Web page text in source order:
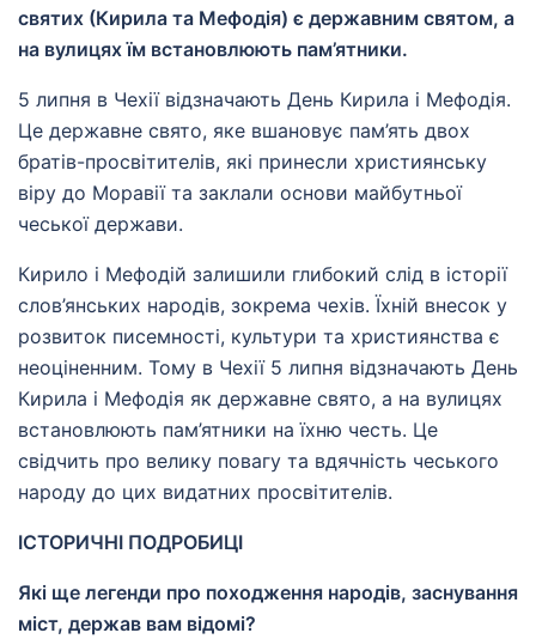
святих (Кирила та Мефодія) є державним святом, а
на вулицях їм встановлюють пам’ятники.
5 липня в Чехії відзначають День Кирила і Мефодія.
Це державне свято, яке вшановує пам’ять двох
братів-просвітителів, які принесли християнську
віру до Моравії та заклали основи майбутньої
чеської держави.
Кирило і Мефодій залишили глибокий слід в історії
слов’янських народів, зокрема чехів. Їхній внесок у
розвиток писемності, культури та християнства є
неоціненним. Тому в Чехії 5 липня відзначають День
Кирила і Мефодія як державне свято, а на вулицях
встановлюють пам’ятники на їхню честь. Це
свідчить про велику повагу та вдячність чеського
народу до цих видатних просвітителів.
ІСТОРИЧНІ ПОДРОБИЦІ
Які ще легенди про походження народів, заснування
міст, держав вам відомі?